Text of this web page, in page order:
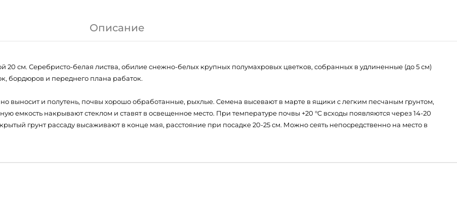
Описание
20 см. Серебристо-белая листва, обилие снежно-белых крупных полумахровых цветков, собранных в удлиненные (до 5 см)
бордюров и переднего плана рабаток.
выносит и полутень, почвы хорошо обработанные, рыхлые. Семена высевают в марте в ящики с легким песчаным грунтом,
емкость накрывают стеклом и ставят в освещенное место. При температуре почвы +20 °C всходы появляются через 14-20
грунт рассаду высаживают в конце мая, расстояние при посадке 20-25 см. Можно сеять непосредственно на место в